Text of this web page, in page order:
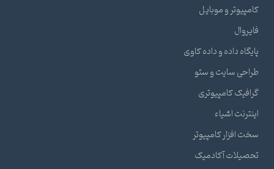
کامپیوتر و موبایل
فایروال
پایگاه داده و داده کاوی
طراحی سایت و سئو
گرافیک کامپیوتری
اینترنت اشیاء
سخت افزار کامپیوتر
تحصیلات آکادمیک